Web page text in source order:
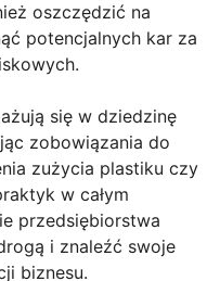
oszczędzić na
potencjalnych kar za
się w dziedzinę
zobowiązania do
zużycia plastiku czy
w całym
przedsiębiorstwa
i znaleźć swoje
biznesu.